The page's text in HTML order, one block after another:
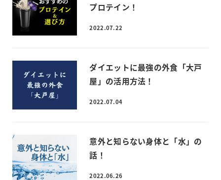
プロテイン！
2022.07.22
ダイエットに最強の外食「大戸
屋」の活用方法！
2022.07.04
意外と知らない身体と「水」の
話！
2022.06.26